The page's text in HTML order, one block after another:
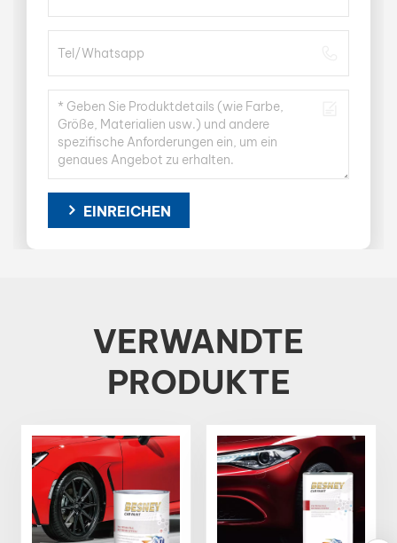
EINREICHEN
VERWANDTE
PRODUKTE